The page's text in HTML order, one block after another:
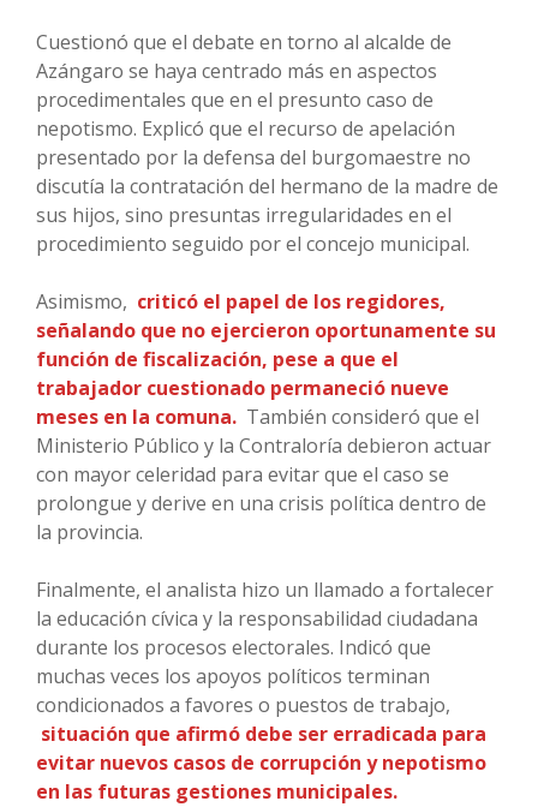
Cuestionó que el debate en torno al alcalde de
Azángaro se haya centrado más en aspectos
procedimentales que en el presunto caso de
nepotismo. Explicó que el recurso de apelación
presentado por la defensa del burgomaestre no
discutía la contratación del hermano de la madre de
sus hijos, sino presuntas irregularidades en el
procedimiento seguido por el concejo municipal.
Asimismo, criticó el papel de los regidores,
señalando que no ejercieron oportunamente su
función de fiscalización, pese a que el
trabajador cuestionado permaneció nueve
meses en la comuna. También consideró que el
Ministerio Público y la Contraloría debieron actuar
con mayor celeridad para evitar que el caso se
prolongue y derive en una crisis política dentro de
la provincia.
Finalmente, el analista hizo un llamado a fortalecer
la educación cívica y la responsabilidad ciudadana
durante los procesos electorales. Indicó que
muchas veces los apoyos políticos terminan
condicionados a favores o puestos de trabajo,
situación que afirmó debe ser erradicada para
evitar nuevos casos de corrupción y nepotismo
en las futuras gestiones municipales.